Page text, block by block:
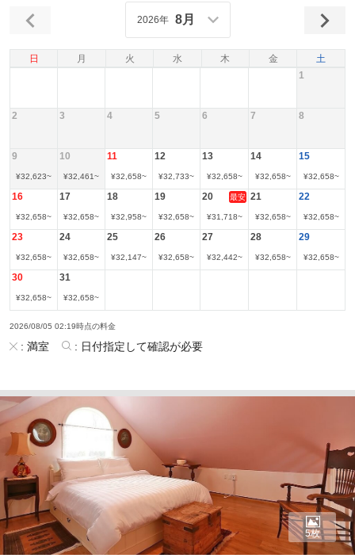
日 月 火 水 木 金 土
2026年 8月
1
2 3 4 5 6 7 8
9
¥32,623~
10
¥32,461~
11
¥32,658~
12
¥32,733~
13
¥32,658~
14
¥32,658~
15
¥32,658~
16
¥32,658~
17
¥32,658~
18
¥32,958~
19
¥32,658~
20 最安
¥31,718~
21
¥32,658~
22
¥32,658~
23
¥32,658~
24
¥32,658~
25
¥32,147~
26
¥32,658~
27
¥32,442~
28
¥32,658~
29
¥32,658~
30
¥32,658~
31
¥32,658~
2026/08/05 02:19時点の料金
: 満室 : 日付指定して確認が必要
5枚